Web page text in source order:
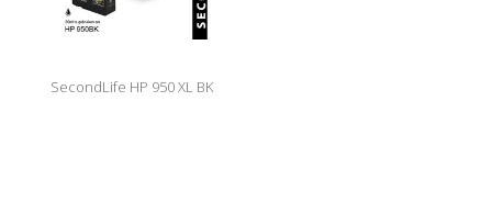
SecondLife HP 950 XL BK